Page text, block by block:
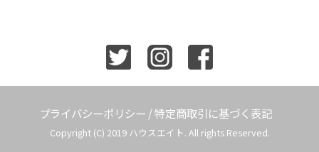
プライバシーポリシー /特定商取引に基づく表記
Copyright (C) 2019 ハウスエイト. All rights Reserved.